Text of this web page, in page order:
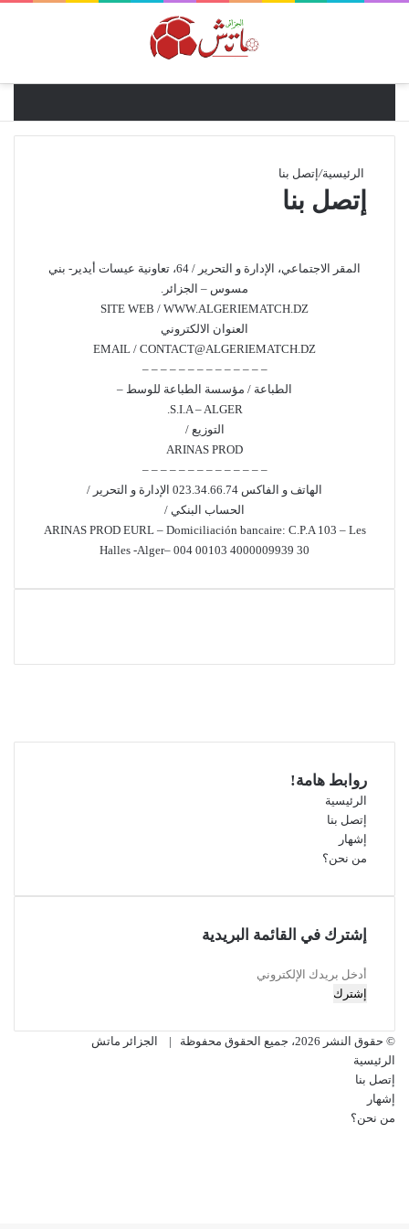
الرئيسية/إتصل بنا
إتصل بنا
المقر الاجتماعي، الإدارة و التحرير / 64، تعاونية عيسات أيدير- بني
مسوس – الجزائر.
SITE WEB / WWW.ALGERIEMATCH.DZ
العنوان الالكتروني
EMAIL / CONTACT@ALGERIEMATCH.DZ
– – – – – – – – – – – – – –
الطباعة / مؤسسة الطباعة للوسط –
S.I.A – ALGER.
التوزيع /
ARINAS PROD
– – – – – – – – – – – – – –
الهاتف و الفاكس 023.34.66.74 الإدارة و التحرير /
الحساب البنكي /
ARINAS PROD EURL – Domiciliación bancaire: C.P.A 103 – Les
Halles -Alger– 004 00103 4000009939 30
روابط هامة!
الرئيسية
إتصل بنا
إشهار
من نحن؟
إشترك في القائمة البريدية
أدخل
بريدك
© حقوق النشر 2026، جميع الحقوق محفوظة |
الجزائر ماتش
الرئيسية
إتصل بنا
إشهار
من نحن؟